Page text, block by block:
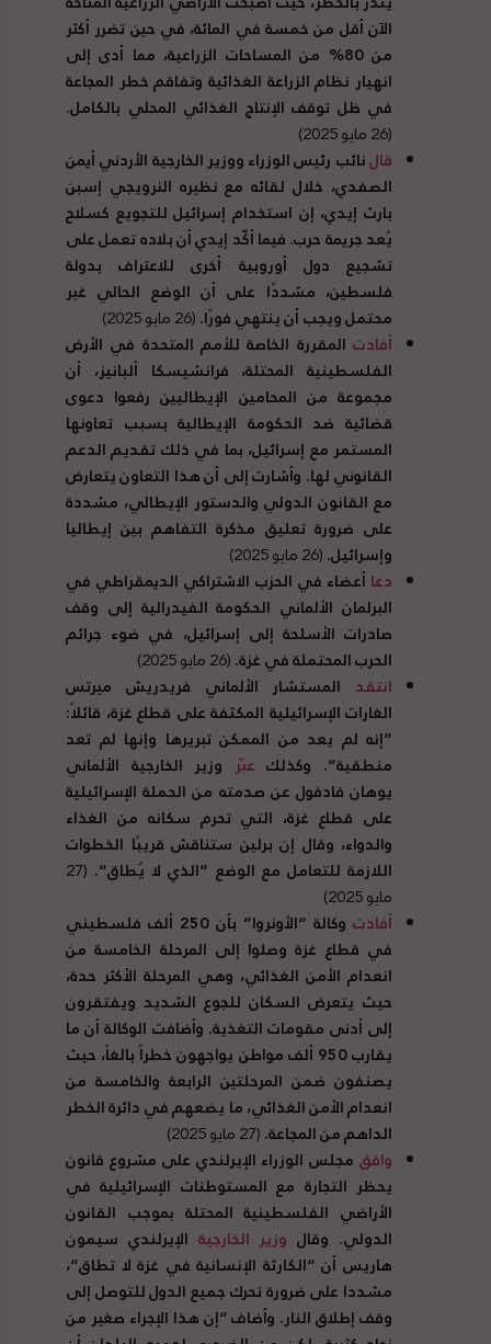
الآن أقل من خمسة في المائة، في حين تضرر أكثر
من80%
من المساحات الزراعية، مما أدى إلى
انهيار نظام الزراعة الغذائية وتفاقم خطر المجاعة
في ظل توقف الإنتاج الغذائي المحلي بالكامل.
(26 مايو 2025)
قالنائب رئيس الوزراء ووزير الخارجية الأردني أيمن
الصفدي، خلال لقائه مع نظيره النرويجي إسبن
بارث إيدي، إن استخدام إسرائيل للتجويع كسلاح
يُعد جريمة حرب.فيما أكّد إيدي أن بلاده تعمل على
تشجيع دول أوروبية أخرى للاعتراف بدولة
فلسطين، مشددًا على أن الوضع الحالي غير
محتمل ويجب أن ينتهي فورًا.(26 مايو 2025)
أفادت المقررة الخاصة للأمم المتحدة في الأرض
الفلسطينية المحتلة، فرانشيسكا ألبانيز، أن
مجموعة من المحامين الإيطاليين رفعوا دعوى
قضائية ضد الحكومة الإيطالية بسبب تعاونها
المستمر مع إسرائيل، بما في ذلك تقديم الدعم
القانوني لها. وأشارت إلى أن هذا التعاون يتعارض
مع القانون الدولي والدستور الإيطالي، مشددة
على ضرورة تعليق مذكرة التفاهم بين إيطاليا
وإسرائيل.(26 مايو 2025)
دعا أعضاء في الحزب الاشتراكي الديمقراطي في
البرلمان الألماني الحكومة الفيدرالية إلى وقف
صادرات الأسلحة إلى إسرائيل، في ضوء جرائم
الحرب المحتملة في غزة.(26 مايو 2025)
انتقد المستشار الألماني فريدريش ميرتس
الغارات الإسرائيلية المكثفة على قطاع غزة، قائلاً:
“إنه لم يعد من الممكن تبريرها وإنها لم تعد
منطقية“. وكذلك عبّر وزير الخارجية الألماني
يوهان فادفول عن صدمته من الحملة الإسرائيلية
على قطاع غزة، التي تحرم سكانه من الغذاء
والدواء، وقال إن برلين ستناقش قريبًا الخطوات
اللازمة للتعامل مع الوضع “الذي لا يُطاق“.
(27
مايو 2025)
أفادت وكالة “الأونروا” بأن 250 ألف فلسطيني
في قطاع غزة وصلوا إلى المرحلة الخامسة من
انعدام الأمن الغذائي، وهي المرحلة الأكثر حدة،
حيث يتعرض السكان للجوع الشديد ويفتقرون
إلى أدنى مقومات التغذية. وأضافت الوكالة أن ما
يقارب950 ألف مواطن يواجهون خطراً بالغاً، حيث
يصنفون ضمن المرحلتين الرابعة والخامسة من
انعدام الأمن الغذائي، ما يضعهم في دائرة الخطر
الداهم من المجاعة.(27 مايو 2025)
وافق مجلس الوزراء الإيرلندي على مشروع قانون
يحظر التجارة مع المستوطنات الإسرائيلية في
الأراضي الفلسطينية المحتلة بموجب القانون
الدولي. وقال وزير الخارجية الإيرلندي سيمون
هاريس أن “الكارثة الإنسانية في غزة لا تطاق“،
مشددا على ضرورة تحرك جميع الدول للتوصل إلى
وقف إطلاق النار. وأضاف“إن هذا الإجراء صغير من